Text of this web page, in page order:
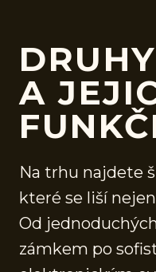
A
Na trhu najdete
které se liší
Od
zámkem po